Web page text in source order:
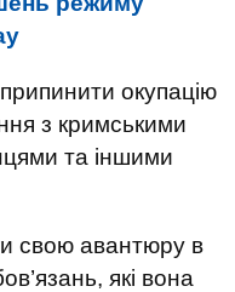
окупацію
з кримськими
та іншими
свою авантюру в
які вона